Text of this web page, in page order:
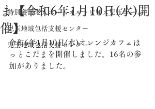
特別養護老人ホームオルトビオス児玉ホーム
児玉地域包括支援センター
児玉地域包括支援センター
ま【令和6年1月10日(水)開
催】
令和6年1月10日(水)オレンジカフェほ
っとこだまを開催しました。16名の参
加がありました。